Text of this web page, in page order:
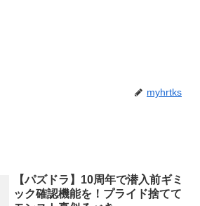
myhrtks
【パズドラ】10周年で潜入前ギミ
ック確認機能を！プライド捨てて